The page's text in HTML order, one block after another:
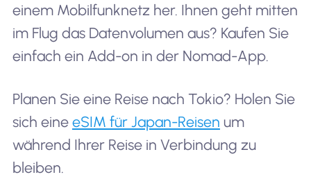
einem Mobilfunknetz her. Ihnen geht mitten
im Flug das Datenvolumen aus? Kaufen Sie
einfach ein Add-on in der Nomad-App.
Planen Sie eine Reise nach Tokio? Holen Sie
sich eine eSIM für Japan-Reisen um
während Ihrer Reise in Verbindung zu
bleiben.